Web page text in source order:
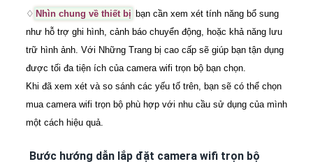
♢ Nhìn chung về thiết bị bạn cần xem xét tính năng bổ sung
như hỗ trợ ghi hình, cảnh báo chuyển động, hoặc khả năng lưu
trữ hình ảnh. Với Những Trang bị cao cấp sẽ giúp bạn tận dụng
được tối đa tiện ích của camera wifi trọn bộ bạn chọn.
Khi đã xem xét và so sánh các yếu tố trên, bạn sẽ có thể chọn
mua camera wifi trọn bộ phù hợp với nhu cầu sử dụng của mình
một cách hiệu quả.
Bước hướng dẫn lắp đặt camera wifi trọn bộ